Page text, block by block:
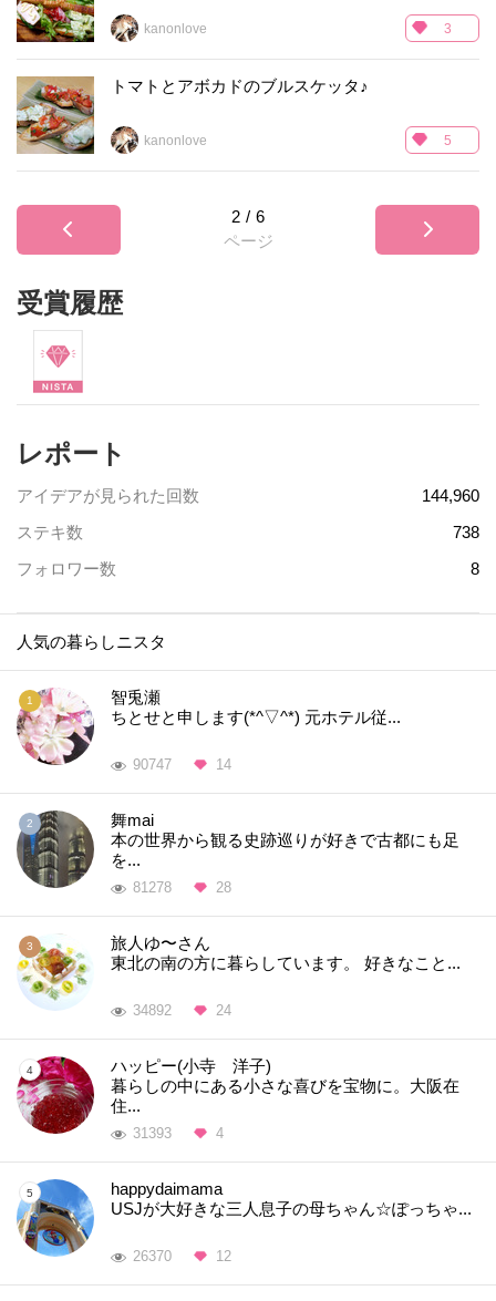
kanonlove 3
トマトとアボカドのブルスケッタ♪
kanonlove 5
2 / 6
ページ
受賞履歴
レポート
アイデアが見られた回数
144,960
ステキ数
738
フォロワー数
8
人気の暮らしニスタ
智兎瀬
ちとせと申します(*^▽^*) 元ホテル従...
90747 14
舞mai
本の世界から観る史跡巡りが好きで古都にも足
を...
81278 28
旅人ゆ〜さん
東北の南の方に暮らしています。 好きなこと...
34892 24
ハッピー(小寺 洋子)
暮らしの中にある小さな喜びを宝物に。大阪在
住...
31393 4
happydaimama
USJが大好きな三人息子の母ちゃん☆ぽっちゃ...
26370 12